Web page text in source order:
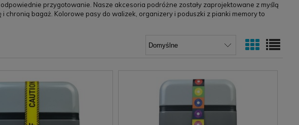
przygotowanie. Nasze akcesoria podróżne zostały zaprojektowane z myślą
chronią bagaż. Kolorowe pasy do walizek, organizery i poduszki z pianki memory to